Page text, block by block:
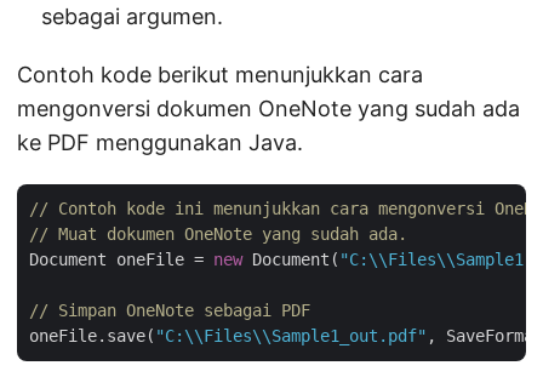
sebagai argumen.
Contoh kode berikut menunjukkan cara
mengonversi dokumen OneNote yang sudah ada
ke PDF menggunakan Java.
// Contoh kode ini menunjukkan cara mengonversi
// Muat dokumen OneNote yang sudah ada.
Document oneFile = new Document(
// Simpan OneNote sebagai PDF
oneFile.save( "C:\\Files\\Sample1_out.pdf"